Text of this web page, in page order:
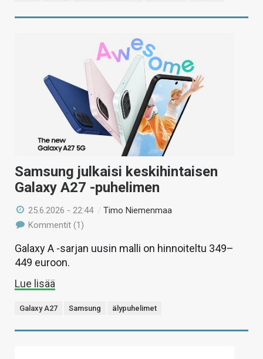
Samsung julkaisi keskihintaisen
Galaxy A27 -puhelimen
25.6.2026 - 22:44 /Timo Niemenmaa
Kommentit (1)
Galaxy A -sarjan uusin malli on hinnoiteltu 349–
449 euroon.
Lue lisää
Galaxy A27 Samsung älypuhelimet